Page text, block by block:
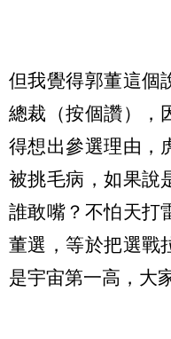
但我覺得郭董這個
總裁（按個讚），
得想出參選理由，
被挑毛病，如果說
誰敢嘴？不怕天打
董選，等於把選戰
是宇宙第一高，大